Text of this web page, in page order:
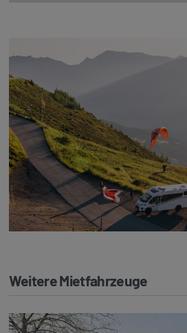
Weitere Mietfahrzeuge